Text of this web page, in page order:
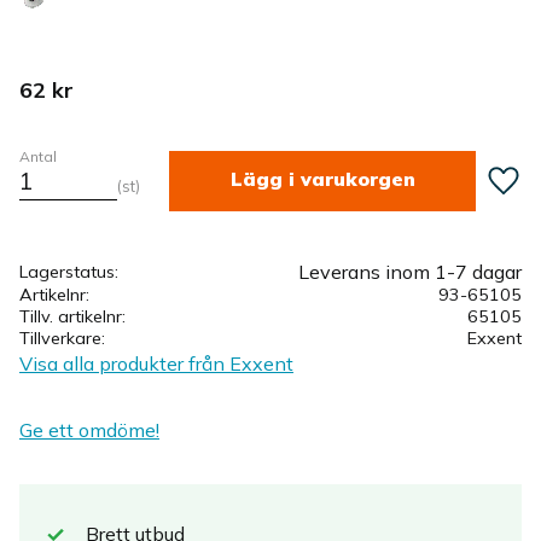
62 kr
Antal
st Lägg
Lagerstatus Leverans inom 1-7 dagar
Artikelnr
93-65105
Tillv. artikelnr
65105
Tillverkare
Exxent
Visa alla produkter från Exxent
Ge ett omdöme!
Brett utbud